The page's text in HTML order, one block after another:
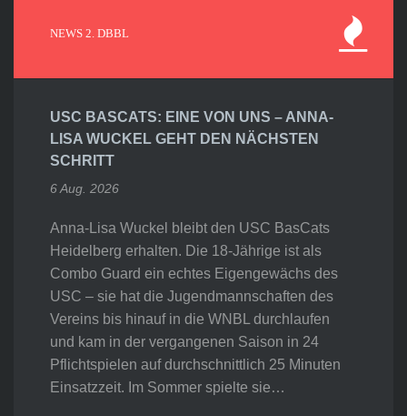
NEWS 2. DBBL
USC BASCATS: EINE VON UNS – ANNA-
LISA WUCKEL GEHT DEN NÄCHSTEN
SCHRITT
6 Aug. 2026
Anna-Lisa Wuckel bleibt den USC BasCats
Heidelberg erhalten. Die 18-Jährige ist als
Combo Guard ein echtes Eigengewächs des
USC – sie hat die Jugendmannschaften des
Vereins bis hinauf in die WNBL durchlaufen
und kam in der vergangenen Saison in 24
Pflichtspielen auf durchschnittlich 25 Minuten
Einsatzzeit. Im Sommer spielte sie…